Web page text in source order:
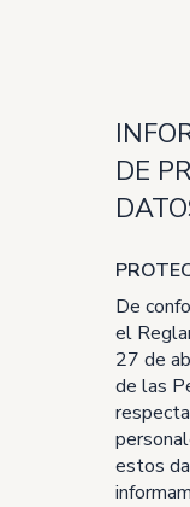
DE
De
el
27 de
de las
estos